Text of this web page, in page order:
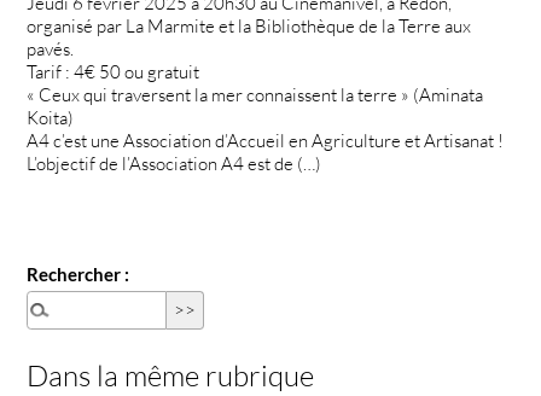
organisé par La Marmite et la Bibliothèque de la Terre aux
pavés.
Tarif : 4€ 50 ou gratuit
« Ceux qui traversent la mer connaissent la terre » (Aminata
Koita)
A4 c’est une Association d’Accueil en Agriculture et Artisanat !
L’objectif de l’Association A4 est de (…)
Rechercher :
Dans la même rubrique